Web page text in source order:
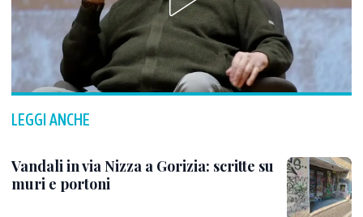
LEGGI ANCHE
Vandali in via Nizza a Gorizia: scritte su
muri e portoni